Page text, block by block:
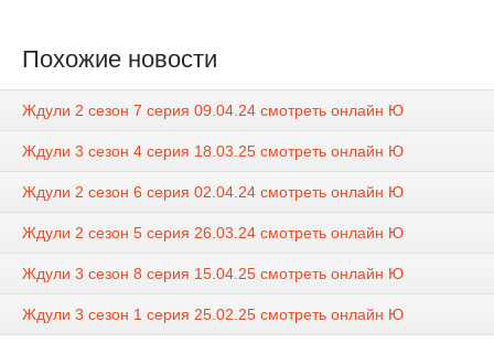
Похожие новости
Ждули 2 сезон 7 серия 09.04.24 смотреть онлайн Ю
Ждули 3 сезон 4 серия 18.03.25 смотреть онлайн Ю
Ждули 2 сезон 6 серия 02.04.24 смотреть онлайн Ю
Ждули 2 сезон 5 серия 26.03.24 смотреть онлайн Ю
Ждули 3 сезон 8 серия 15.04.25 смотреть онлайн Ю
Ждули 3 сезон 1 серия 25.02.25 смотреть онлайн Ю